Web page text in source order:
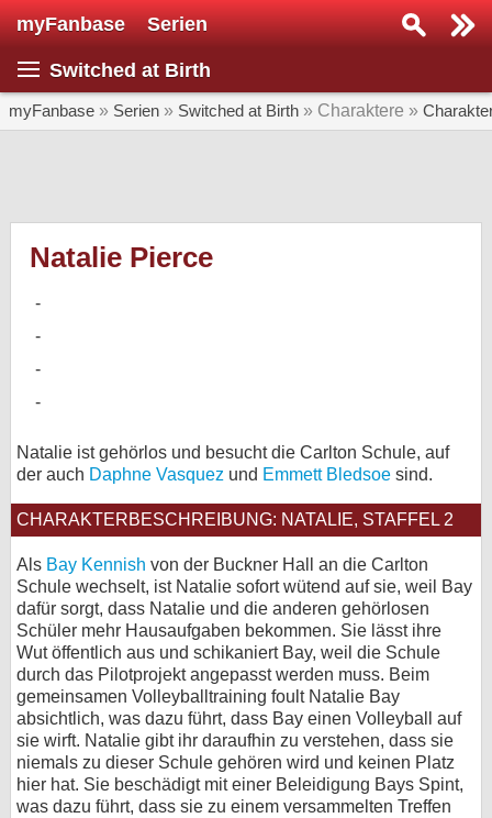
myFanbase Serien
Switched at Birth
myFanbase » Serien » Switched at Birth » Charaktere »
Natalie Pierce
Natalie ist gehörlos und besucht die Carlton Schule, auf
der auch Daphne Vasquez und Emmett Bledsoe sind.
CHARAKTERBESCHREIBUNG: NATALIE, STAFFEL 2
Als Bay Kennish von der Buckner Hall an die Carlton
Schule wechselt, ist Natalie sofort wütend auf sie, weil Bay
dafür sorgt, dass Natalie und die anderen gehörlosen
Schüler mehr Hausaufgaben bekommen. Sie lässt ihre
Wut öffentlich aus und schikaniert Bay, weil die Schule
durch das Pilotprojekt angepasst werden muss. Beim
gemeinsamen Volleyballtraining foult Natalie Bay
absichtlich, was dazu führt, dass Bay einen Volleyball auf
sie wirft. Natalie gibt ihr daraufhin zu verstehen, dass sie
niemals zu dieser Schule gehören wird und keinen Platz
hier hat. Sie beschädigt mit einer Beleidigung Bays Spint,
was dazu führt, dass sie zu einem versammelten Treffen
Serie suchen...
SERIEN
Forum
bei X
bei Facebook
Kontakt
Nutzungsbedingungen
Datenschutz
Cookie-Einstellungen